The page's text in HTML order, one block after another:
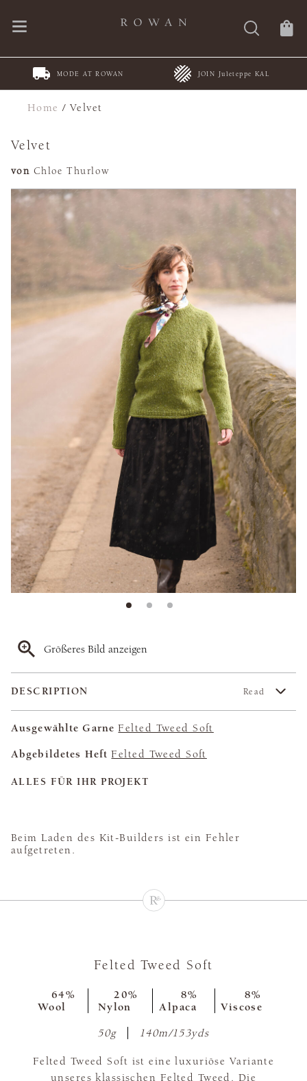
MODE AT ROWAN JOIN Juleteppe KAL
Home /Velvet
Velvet
von Chloe Thurlow
Größeres Bild anzeigen
DESCRIPTION Read
Ausgewählte Garne Felted Tweed Soft
Abgebildetes Heft Felted Tweed Soft
ALLES FÜR IHR PROJEKT
Beim Laden des Kit-Builders ist ein Fehler
aufgetreten.
Felted Tweed Soft
64%
Wool
20%
Nylon
8%
Alpaca
8%
Viscose
50g 140m/153yds
Felted Tweed Soft ist eine luxuriöse Variante
unseres klassischen Felted Tweed. Die